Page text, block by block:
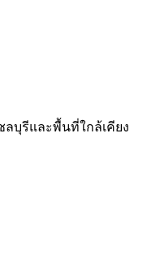
ลบุรีและพื้นที่ใกล้เคียง